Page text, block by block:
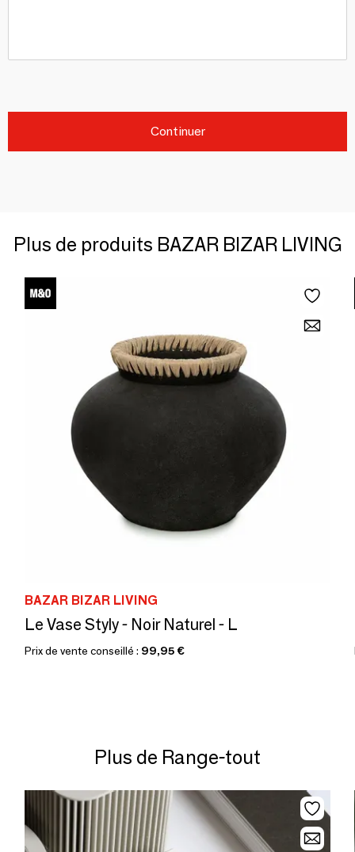
Continuer
Plus de produits BAZAR BIZAR LIVING
BAZAR BIZAR LIVING
Le Vase Styly - Noir Naturel - L
Prix de vente conseillé : 99,95 €
Plus de Range-tout